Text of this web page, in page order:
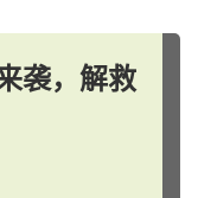
袭，解救